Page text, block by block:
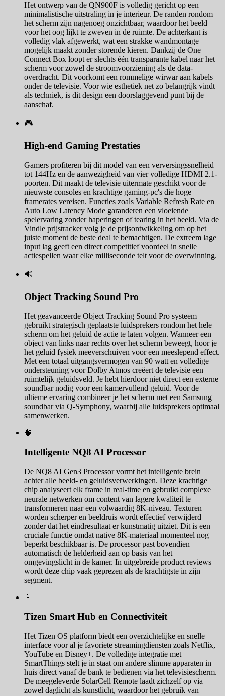
Het ontwerp van de QN900F is volledig gericht op een
minimalistische uitstraling in je interieur. De randen rondom
het scherm zijn nagenoeg onzichtbaar, waardoor het beeld
voor het oog lijkt te zweven in de ruimte. De achterkant is
volledig vlak afgewerkt, wat een strakke wandmontage
mogelijk maakt zonder storende kieren. Dankzij de One
Connect Box loopt er slechts één transparante kabel naar het
scherm voor zowel de stroomvoorziening als de data-
overdracht. Dit voorkomt een rommelige wirwar aan kabels
onder de televisie. Voor wie esthetiek net zo belangrijk vindt
als techniek, is dit design een doorslaggevend punt bij de
aanschaf.
🎮
High-end Gaming Prestaties
Gamers profiteren bij dit model van een verversingssnelheid
tot 144Hz en de aanwezigheid van vier volledige HDMI 2.1-
poorten. Dit maakt de televisie uitermate geschikt voor de
nieuwste consoles en krachtige gaming-pc's die hoge
framerates vereisen. Functies zoals Variable Refresh Rate en
Auto Low Latency Mode garanderen een vloeiende
spelervaring zonder haperingen of tearing in het beeld. Via de
Vindle prijstracker volg je de prijsontwikkeling om op het
juiste moment de beste deal te bemachtigen. De extreem lage
input lag geeft een direct competitief voordeel in snelle
actiespellen waar elke milliseconde telt voor de overwinning.
🔊
Object Tracking Sound Pro
Het geavanceerde Object Tracking Sound Pro systeem
gebruikt strategisch geplaatste luidsprekers rondom het hele
scherm om het geluid de actie te laten volgen. Wanneer een
object van links naar rechts over het scherm beweegt, hoor je
het geluid fysiek meeverschuiven voor een meeslepend effect.
Met een totaal uitgangsvermogen van 90 watt en volledige
ondersteuning voor Dolby Atmos creëert de televisie een
ruimtelijk geluidsveld. Je hebt hierdoor niet direct een externe
soundbar nodig voor een kamervullend geluid. Voor de
ultieme ervaring combineer je het scherm met een Samsung
soundbar via Q-Symphony, waarbij alle luidsprekers optimaal
samenwerken.
🧠
Intelligente NQ8 AI Processor
De NQ8 AI Gen3 Processor vormt het intelligente brein
achter alle beeld- en geluidsverwerkingen. Deze krachtige
chip analyseert elk frame in real-time en gebruikt complexe
neurale netwerken om content van lagere kwaliteit te
transformeren naar een volwaardig 8K-niveau. Texturen
worden scherper en beeldruis wordt effectief verwijderd
zonder dat het eindresultaat er kunstmatig uitziet. Dit is een
cruciale functie omdat native 8K-materiaal momenteel nog
beperkt beschikbaar is. De processor past bovendien
automatisch de helderheid aan op basis van het
omgevingslicht in de kamer. In uitgebreide product reviews
wordt deze chip vaak geprezen als de krachtigste in zijn
segment.
📱
Tizen Smart Hub en Connectiviteit
Het Tizen OS platform biedt een overzichtelijke en snelle
interface voor al je favoriete streamingdiensten zoals Netflix,
YouTube en Disney+. De volledige integratie met
SmartThings stelt je in staat om andere slimme apparaten in
huis direct vanaf de bank te bedienen via het televisiescherm.
De meegeleverde SolarCell Remote laadt zichzelf op via
zowel daglicht als kunstlicht, waardoor het gebruik van